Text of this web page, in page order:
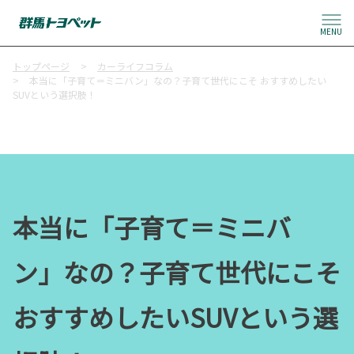
MENU
トップページ
カーライフコラム
本当に「子育て＝ミニバン」なの？子育て世代にこそ おすすめしたい
SUVという選択肢！
本当に「子育て＝ミニバ
ン」なの？子育て世代にこそ
おすすめしたいSUVという選